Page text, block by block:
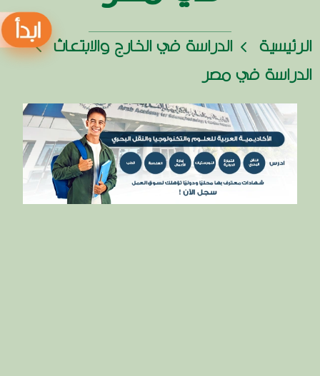
الرئيسية
الدراسة في الخارج والابتعاث
الدراسة في مصر